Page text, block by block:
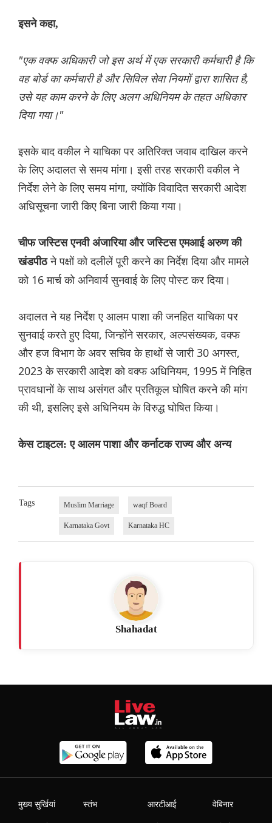
इसने कहा,
"एक वक्फ अधिकारी जो इस अर्थ में एक सरकारी कर्मचारी है कि
वह बोर्ड का कर्मचारी है और सिविल सेवा नियमों द्वारा शासित है,
उसे यह काम करने के लिए अलग अधिनियम के तहत अधिकार
दिया गया।"
इसके बाद वकील ने याचिका पर अतिरिक्त जवाब दाखिल करने
के लिए अदालत से समय मांगा। इसी तरह सरकारी वकील ने
निर्देश लेने के लिए समय मांगा, क्योंकि विवादित सरकारी आदेश
अधिसूचना जारी किए बिना जारी किया गया।
चीफ जस्टिस एनवी अंजारिया और जस्टिस एमआई अरुण की
खंडपीठने पक्षों को दलीलें पूरी करने का निर्देश दिया और मामले
को 16 मार्च को अनिवार्य सुनवाई के लिए पोस्ट कर दिया।
अदालत ने यह निर्देश ए आलम पाशा की जनहित याचिका पर
सुनवाई करते हुए दिया, जिन्होंने सरकार, अल्पसंख्यक, वक्फ
और हज विभाग के अवर सचिव के हाथों से जारी 30 अगस्त,
2023 के सरकारी आदेश को वक्फ अधिनियम, 1995 में निहित
प्रावधानों के साथ असंगत और प्रतिकूल घोषित करने की मांग
की थी, इसलिए इसे अधिनियम के विरुद्ध घोषित किया।
केस टाइटल: ए आलम पाशा और कर्नाटक राज्य और अन्य
Tags Muslim Marriage waqf Board
Karnataka Govt Karnataka HC
Shahadat
मुख्य सुर्खियां स्तंभ आरटीआई वेबिनार